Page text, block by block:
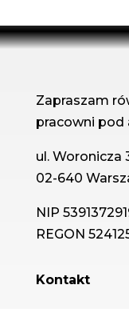
Zapraszam
pracowni pod
ul. Woronicza
02-640
NIP
REGON
Kontakt